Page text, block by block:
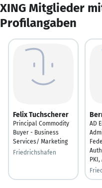
XING Mitglieder
Profilangaben
Felix Tuchscherer
Principal Commodity
Buyer - Business
Services/ Marketing
Friedrichshafen
AD
PKI,